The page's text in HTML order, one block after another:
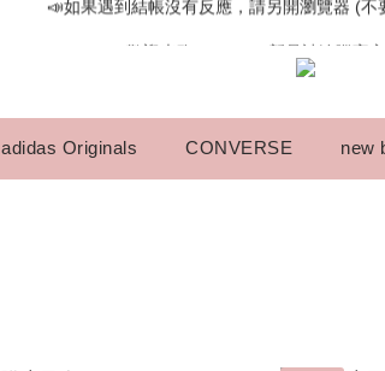
📣如果遇到結帳沒有反應，請另開瀏覽器 (
歡迎光臨૮⍝• ᴥ •⍝ა 新品請追蹤官
📣如果遇到結帳沒有反應，請另開瀏覽器 (不
adidas Originals CONVERSE new